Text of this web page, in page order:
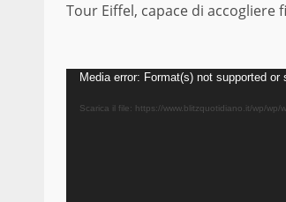
Tour Eiffel, capace di accogliere
Video
Media error: Format(s) not supported or
Scarica il file: https://www.blitzquotidiano.it/wp/